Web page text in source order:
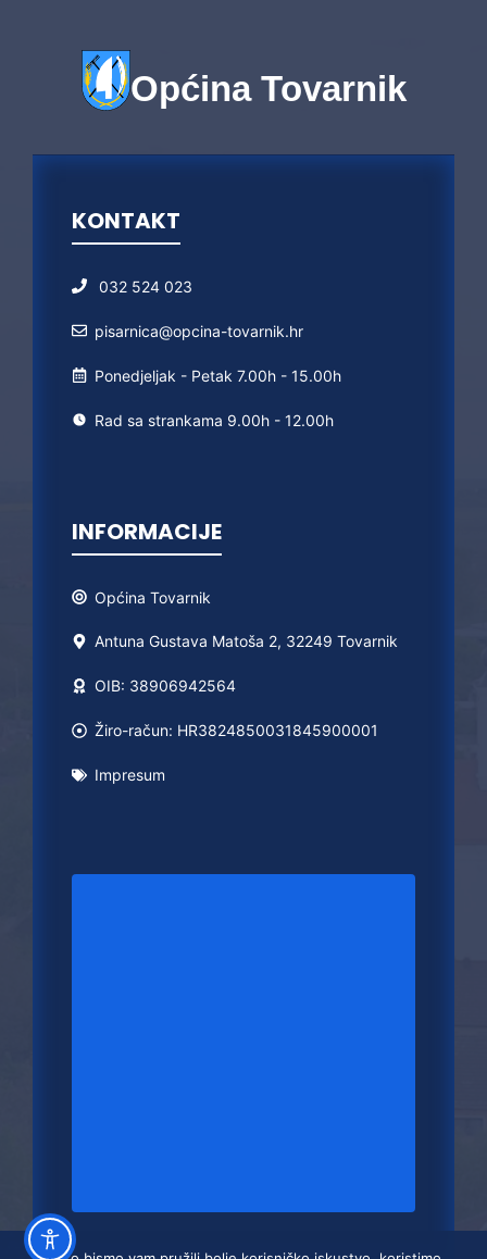
Općina Tovarnik
KONTAKT
032 524 023
pisarnica@opcina-tovarnik.hr
Ponedjeljak - Petak 7.00h - 15.00h
Rad sa strankama 9.00h - 12.00h
INFORMACIJE
Općina Tovarnik
Antuna Gustava Matoša 2, 32249 Tovarnik
OIB: 38906942564
Žiro-račun: HR3824850031845900001
Impresum